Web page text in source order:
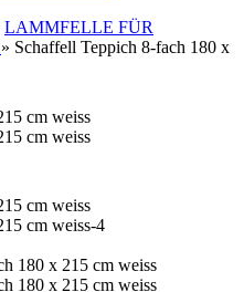
LAMMFELLE FÜR
» Schaffell Teppich 8-fach 180 x